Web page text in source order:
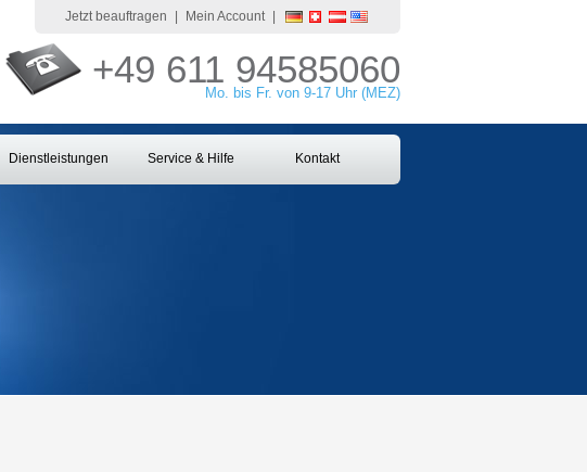
+49 611 94585060
Mo. bis Fr. von 9-17 Uhr (MEZ)
Jetzt beauftragen Mein Account
Dienstleistungen Service & Hilfe Kontakt